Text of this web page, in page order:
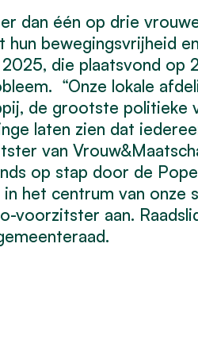
dan één op drie
bewegingsvrijheid
die plaatsvond op
“Onze lokale
de grootste politieke
laten zien dat
van
op stap door de
het centrum van onze
voorzitster aan.